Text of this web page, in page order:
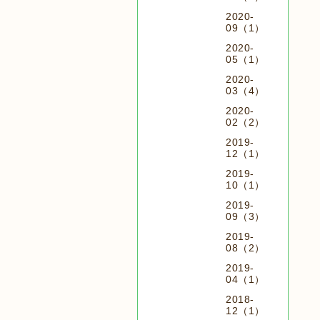
2020-
09（1）
2020-
05（1）
2020-
03（4）
2020-
02（2）
2019-
12（1）
2019-
10（1）
2019-
09（3）
2019-
08（2）
2019-
04（1）
2018-
12（1）